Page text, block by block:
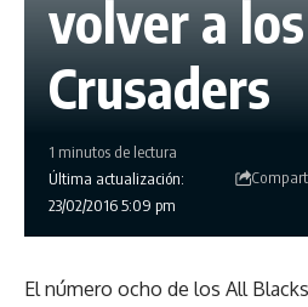
volver a los
Crusaders
Última actualización:
23/02/2016 5:09 pm
1 minutos de lectura
El número ocho de los All